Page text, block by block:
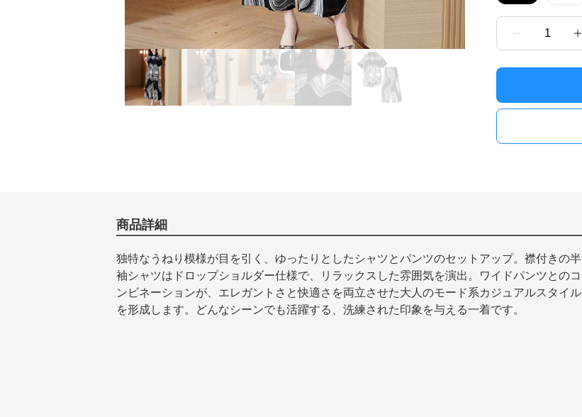
1
商品詳細
独特なうねり模様が目を引く、ゆったりとしたシャツとパンツのセットアップ。襟付きの半
袖シャツはドロップショルダー仕様で、リラックスした雰囲気を演出。ワイドパンツとのコ
ンビネーションが、エレガントさと快適さを両立させた大人のモード系カジュアルスタイル
を形成します。どんなシーンでも活躍する、洗練された印象を与える一着です。